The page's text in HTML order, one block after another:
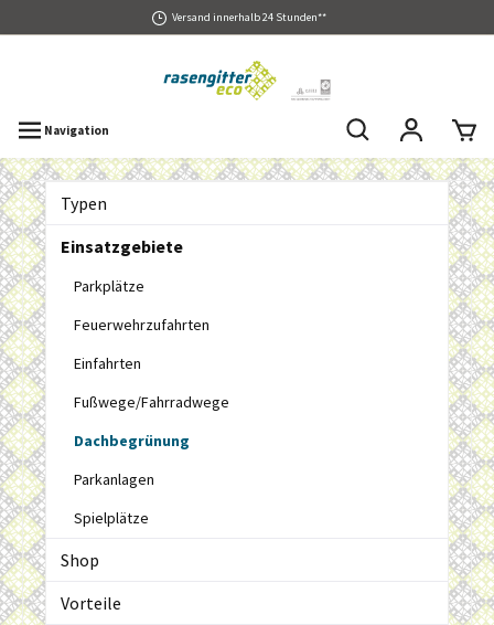
Versand innerhalb 24 Stunden**
Navigation
Typen
Einsatzgebiete
Parkplätze
Feuerwehrzufahrten
Einfahrten
Fußwege/Fahrradwege
Dachbegrünung
Parkanlagen
Spielplätze
Shop
Vorteile